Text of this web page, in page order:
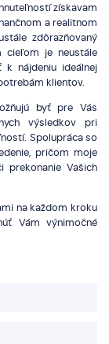
získavam
a realitnom
zdôrazňovaný
cieľom je neustále
nájdeniu ideálnej
klientov.
byť pre Vás
výsledkov pri
Spolupráca so
pričom moje
prekonanie Vašich
na každom kroku
Vám výnimočné